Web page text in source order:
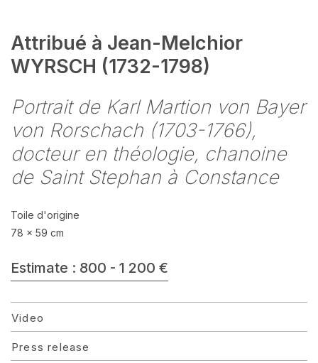
Attribué à Jean-Melchior
WYRSCH (1732-1798)
Portrait de Karl Martion von Bayer
von Rorschach (1703-1766),
docteur en théologie, chanoine
de Saint Stephan à Constance
Toile d'origine
78 x 59 cm
Estimate : 800 - 1 200 €
Video
Press release